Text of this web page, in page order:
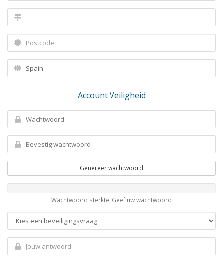
Account Veiligheid
Genereer wachtwoord
Wachtwoord sterkte: Geef uw wachtwoord